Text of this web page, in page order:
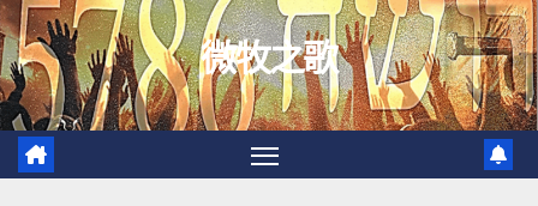
跳
至
内
容
微牧之歌